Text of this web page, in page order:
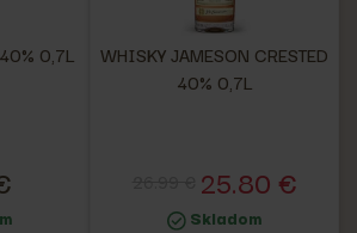
0,7L
WHISKY JAMESON CRESTED
40% 0,7L
25.80 €
Skladom